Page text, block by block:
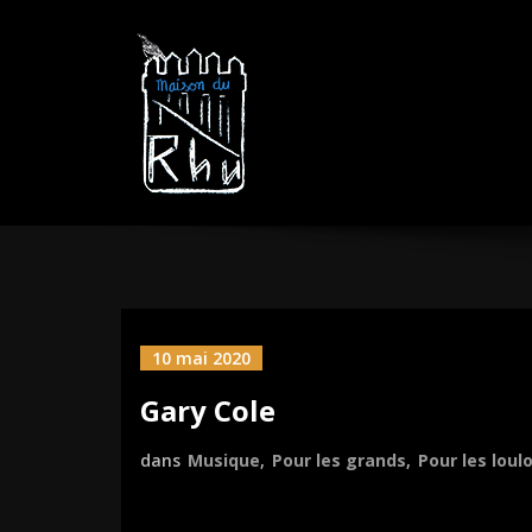
10 mai 2020
Gary Cole
dans Musique, Pour les grands, Pour les